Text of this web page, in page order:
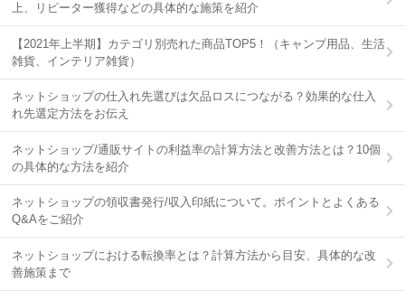
上、リピーター獲得などの具体的な施策を紹介
【2021年上半期】カテゴリ別売れた商品TOP5！（キャンプ用品、生活
雑貨、インテリア雑貨）
ネットショップの仕入れ先選びは欠品ロスにつながる？効果的な仕入
れ先選定方法をお伝え
ネットショップ/通販サイトの利益率の計算方法と改善方法とは？10個
の具体的な方法を紹介
ネットショップの領収書発行/収入印紙について。ポイントとよくある
Q&Aをご紹介
ネットショップにおける転換率とは？計算方法から目安、具体的な改
善施策まで